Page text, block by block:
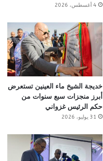
4 أغسطس، 2026
خديجة الشيخ ماء العينين تستعرض
أبرز منجزات سبع سنوات من
حكم الرئيس غزواني
31 يوليو، 2026